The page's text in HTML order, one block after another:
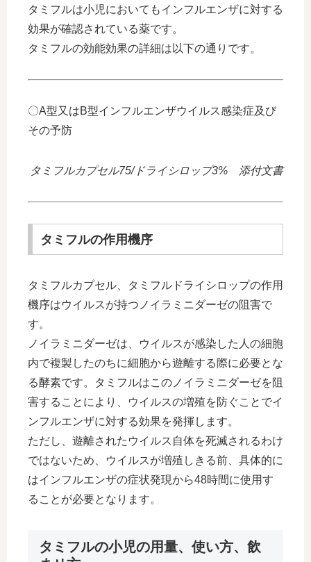
タミフルは小児においてもインフルエンザに対する
効果が確認されている薬です。
タミフルの効能効果の詳細は以下の通りです。
〇A型又はB型インフルエンザウイルス感染症及び
その予防
タミフルカプセル75/ドライシロップ3% 添付文書
タミフルの作用機序
タミフルカプセル、タミフルドライシロップの作用
機序はウイルスが持つノイラミニダーゼの阻害で
す。
ノイラミニダーゼは、ウイルスが感染した人の細胞
内で複製したのちに細胞から遊離する際に必要とな
る酵素です。タミフルはこのノイラミニダーゼを阻
害することにより、ウイルスの増殖を防ぐことでイ
ンフルエンザに対する効果を発揮します。
ただし、遊離されたウイルス自体を死滅されるわけ
ではないため、ウイルスが増殖しきる前、具体的に
はインフルエンザの症状発現から48時間に使用す
ることが必要となります。
タミフルの小児の用量、使い方、飲